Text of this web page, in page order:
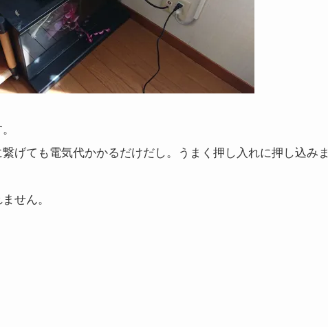
げても電気代かかるだけだし。うまく押し入れに押し込みま
せん。